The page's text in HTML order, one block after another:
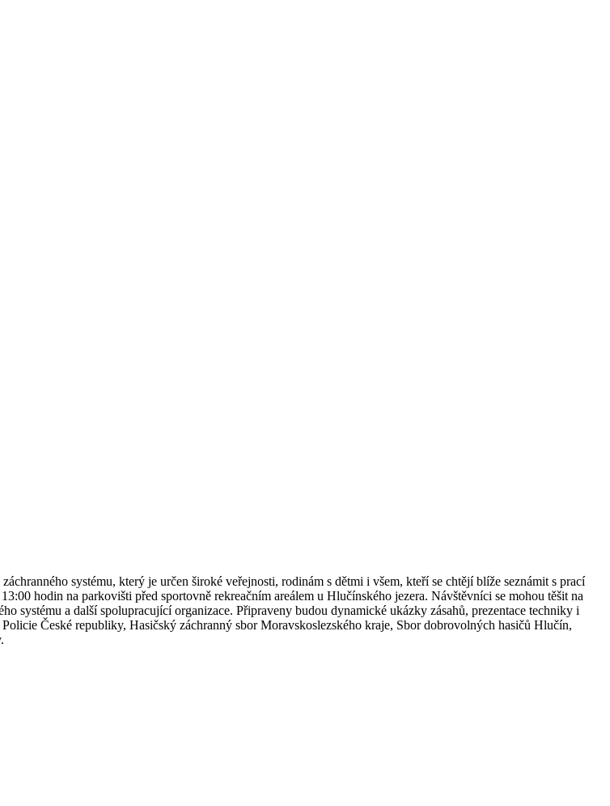
systému, který je určen široké veřejnosti, rodinám s dětmi i všem, kteří se chtějí blíže seznámit s prací
hodin na parkovišti před sportovně rekreačním areálem u Hlučínského jezera. Návštěvníci se mohou těšit na
systému a další spolupracující organizace. Připraveny budou dynamické ukázky zásahů, prezentace techniky i
České republiky, Hasičský záchranný sbor Moravskoslezského kraje, Sbor dobrovolných hasičů Hlučín,